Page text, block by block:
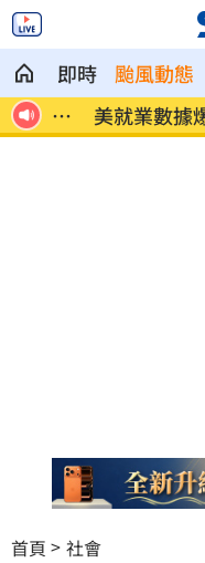
即時 颱風動態
衛
美就業數據爆
溫
首頁 社會